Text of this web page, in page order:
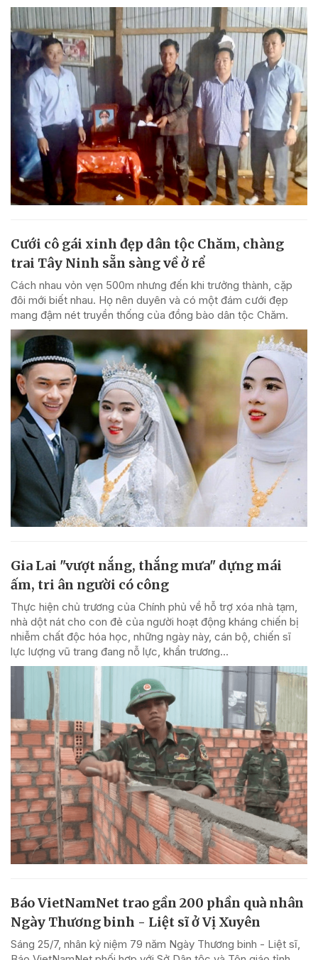
Cưới cô gái xinh đẹp dân tộc Chăm, chàng
trai Tây Ninh sẵn sàng về ở rể
Cách nhau vỏn vẹn 500m nhưng đến khi trưởng thành, cặp
đôi mới biết nhau. Họ nên duyên và có một đám cưới đẹp
mang đậm nét truyền thống của đồng bào dân tộc Chăm.
Gia Lai "vượt nắng, thắng mưa" dựng mái
ấm, tri ân người có công
Thực hiện chủ trương của Chính phủ về hỗ trợ xóa nhà tạm,
nhà dột nát cho con đẻ của người hoạt động kháng chiến bị
nhiễm chất độc hóa học, những ngày này, cán bộ, chiến sĩ
lực lượng vũ trang đang nỗ lực, khẩn trương...
Báo VietNamNet trao gần 200 phần quà nhân
Ngày Thương binh - Liệt sĩ ở Vị Xuyên
Sáng 25/7, nhân kỷ niệm 79 năm Ngày Thương binh - Liệt sĩ,